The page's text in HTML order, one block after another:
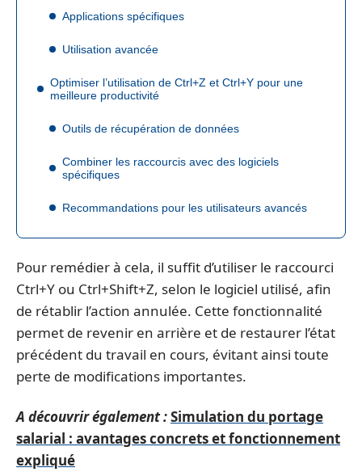
Applications spécifiques
Utilisation avancée
Optimiser l’utilisation de Ctrl+Z et Ctrl+Y pour une
meilleure productivité
Outils de récupération de données
Combiner les raccourcis avec des logiciels
spécifiques
Recommandations pour les utilisateurs avancés
Pour remédier à cela, il suffit d’utiliser le raccourci
Ctrl+Y ou Ctrl+Shift+Z, selon le logiciel utilisé, afin
de rétablir l’action annulée. Cette fonctionnalité
permet de revenir en arrière et de restaurer l’état
précédent du travail en cours, évitant ainsi toute
perte de modifications importantes.
A découvrir également :Simulation du portage
salarial : avantages concrets et fonctionnement
expliqué